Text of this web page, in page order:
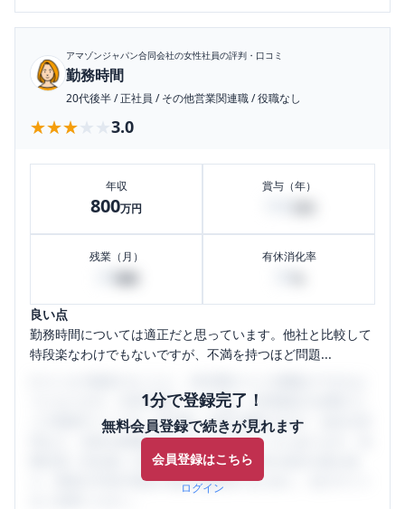
アマゾンジャパン合同会社の女性社員の評判・口コミ
勤務時間
20代後半/正社員 /その他営業関連職/役職なし
★★★★★
★★★★★ 3.0
年収
800万円
賞与（年）
残業（月） 有休消化率
良い点
勤務時間については適正だと思っています。他社と比較して
特段楽なわけでもないですが、不満を持つほど問題...
1分で登録完了！
無料会員登録で続きが見れます
会員登録はこちら
ログイン
うになります。SHEHUB(シーハブ)は、女性限定の企業口コ
ミの投稿サイトです。給与面・女性の働きやすさ・会社の評
判など、女性の転職は気にすべき点がたくさんあります。先
輩社員（元社員）の口コミを通して、本当の会社の姿を知
り、将来の不安や現在の悩みを解消するために、ぜひサイト